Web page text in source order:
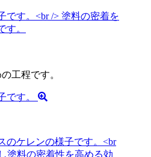
工程です。